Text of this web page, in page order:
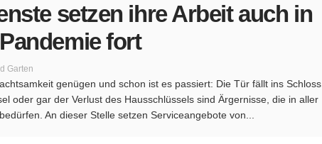
setzen ihre Arbeit auch in
fort
Garten
genügen und schon ist es passiert: Die Tür fällt ins Schloss.
oder gar der Verlust des Hausschlüssels sind Ärgernisse, die in aller
An dieser Stelle setzen Serviceangebote von...